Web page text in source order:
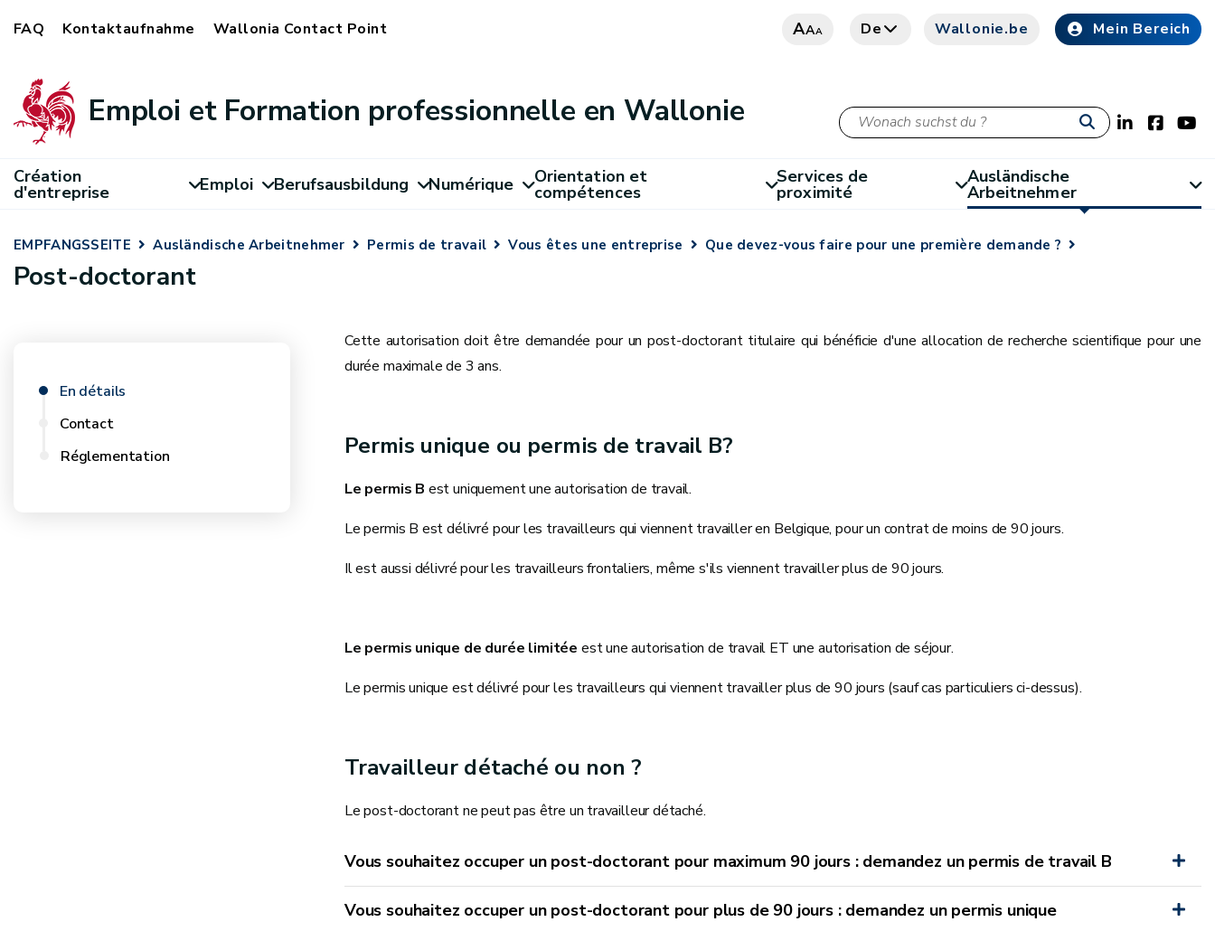
FAQ Kontaktaufnahme Wallonia Contact Point AAA De Wallonie.be Mein Bereich
Emploi et Formation professionnelle en Wallonie
Création
d'entreprise Emploi Berufsausbildung Numérique Orientation et
compétences
Services de
proximité
Ausländische
Arbeitnehmer
EMPFANGSSEITE Ausländische Arbeitnehmer Permis de travail Vous êtes une entreprise Que devez-vous faire pour une première demande ?
Post-doctorant
En détails
Contact
Réglementation
Cette autorisation doit être demandée pour un post-doctorant titulaire qui bénéficie d'une allocation de recherche scientifique pour une
durée maximale de 3 ans.
Permis unique ou permis de travail B?
Le permis B est uniquement une autorisation de travail.
Le permis B est délivré pour les travailleurs qui viennent travailler en Belgique, pour un contrat de moins de 90 jours.
Il est aussi délivré pour les travailleurs frontaliers, même s'ils viennent travailler plus de 90 jours.
Le permis unique de durée limitée est une autorisation de travail ET une autorisation de séjour.
Le permis unique est délivré pour les travailleurs qui viennent travailler plus de 90 jours (sauf cas particuliers ci-dessus).
Travailleur détaché ou non ?
Le post-doctorant ne peut pas être un travailleur détaché.
Vous souhaitez occuper un post-doctorant pour maximum 90 jours : demandez un permis de travail B
Vous souhaitez occuper un post-doctorant pour plus de 90 jours : demandez un permis unique